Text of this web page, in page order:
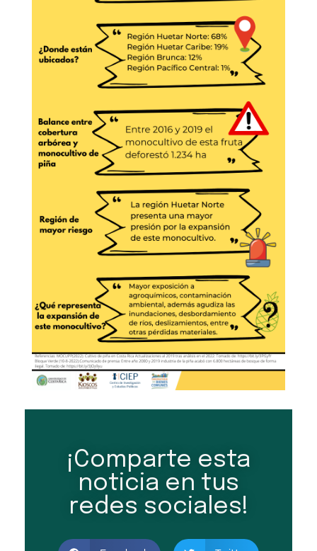
¡Comparte esta
noticia en tus
redes sociales!